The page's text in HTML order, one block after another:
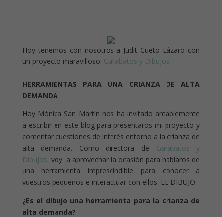
Hoy tenemos con nosotros a Judit Cueto Lázaro con
un proyecto maravilloso: Garabatos y Dibujos.
HERRAMIENTAS PARA UNA CRIANZA DE ALTA
DEMANDA
Hoy Mónica San Martín nos ha invitado amablemente
a escribir en este blog para presentaros mi proyecto y
comentar cuestiones de interés entorno a la crianza de
alta demanda. Como directora de Garabatos y
Dibujos voy a aprovechar la ocasión para hablaros de
una herramienta imprescindible para conocer a
vuestros pequeños e interactuar con ellos: EL DIBUJO.
¿Es el dibujo una herramienta para la crianza de
alta demanda?